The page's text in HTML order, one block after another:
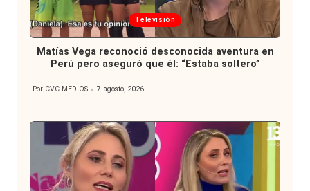
Publicada
en
Televisión
Matías Vega reconoció desconocida aventura en
Perú pero aseguró que él: “Estaba soltero”
Publicado
Por CVC MEDIOS 7 agosto, 2026